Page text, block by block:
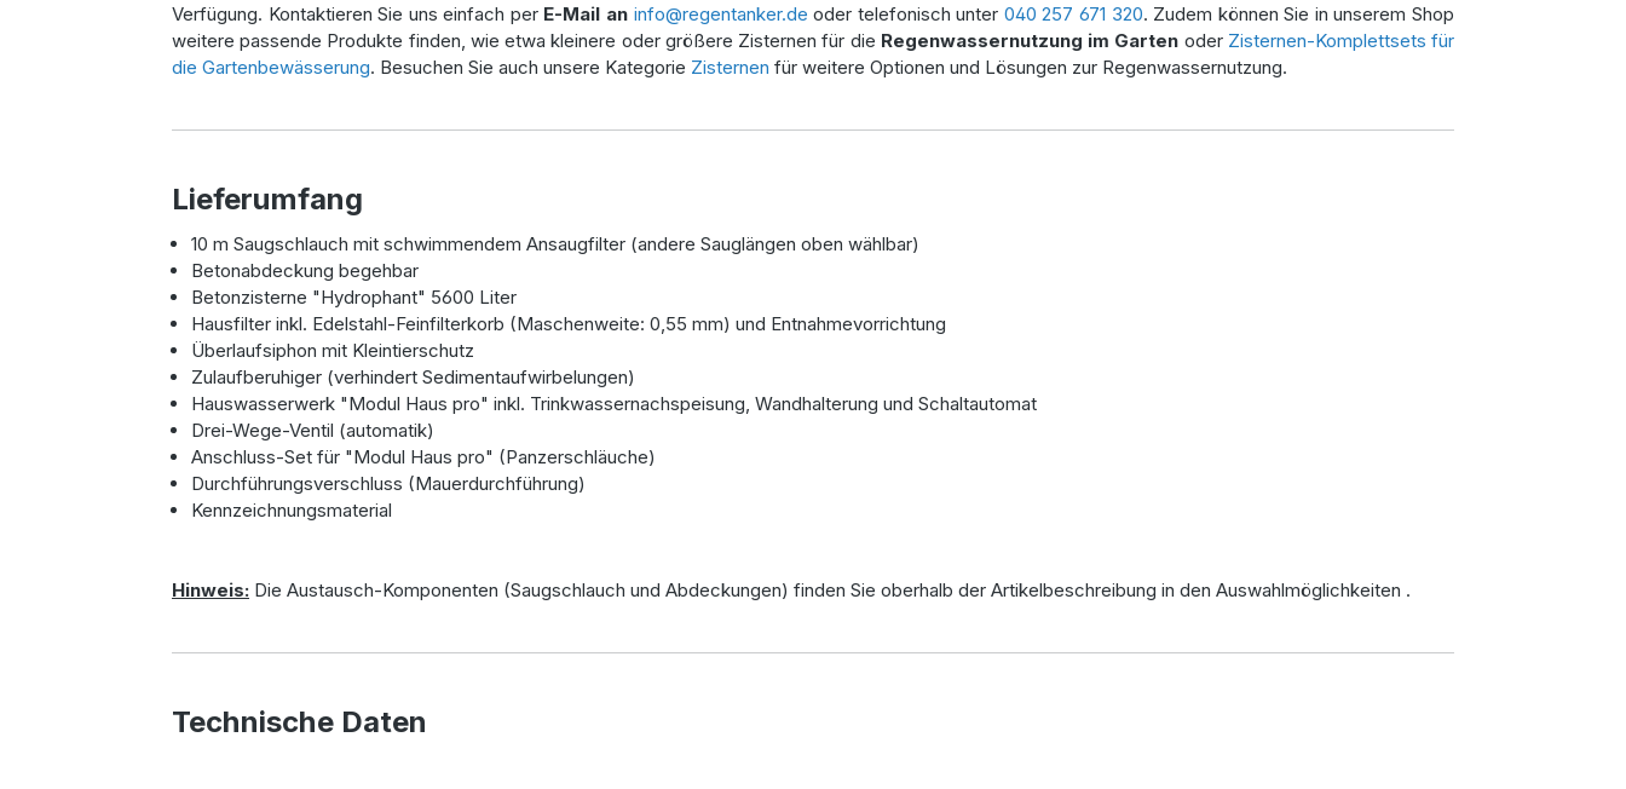
Verfügung. Kontaktieren Sie uns einfach per E-Mail an info@regentanker.de oder telefonisch unter 040 257 671 320. Zudem können Sie in unserem Shop
weitere passende Produkte finden, wie etwa kleinere oder größere Zisternen für die Regenwassernutzung im Garten oder Zisternen-Komplettsets für
die Gartenbewässerung. Besuchen Sie auch unsere Kategorie Zisternen für weitere Optionen und Lösungen zur Regenwassernutzung.
Lieferumfang
10 m Saugschlauch mit schwimmendem Ansaugfilter (andere Sauglängen oben wählbar)
Betonabdeckung begehbar
Betonzisterne "Hydrophant" 5600 Liter
Hausfilter inkl. Edelstahl-Feinfilterkorb (Maschenweite: 0,55 mm) und Entnahmevorrichtung
Überlaufsiphon mit Kleintierschutz
Zulaufberuhiger (verhindert Sedimentaufwirbelungen)
Hauswasserwerk "Modul Haus pro" inkl. Trinkwassernachspeisung, Wandhalterung und Schaltautomat
Drei-Wege-Ventil (automatik)
Anschluss-Set für "Modul Haus pro" (Panzerschläuche)
Durchführungsverschluss (Mauerdurchführung)
Kennzeichnungsmaterial
Hinweis: Die Austausch-Komponenten (Saugschlauch und Abdeckungen) finden Sie oberhalb der Artikelbeschreibung in den Auswahlmöglichkeiten .
Technische Daten